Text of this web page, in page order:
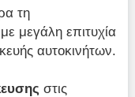
τη
μεγάλη επιτυχία
αυτοκινήτων.
στις